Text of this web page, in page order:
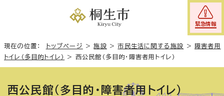
緊急情報
現在の位置： トップページ >施設 >市民生活に関する施設 >
障害者用
トイレ（多目的トイレ）
> 西公民館（多目的・障害者用トイレ）
西公民館（多目的・障害者用トイレ）